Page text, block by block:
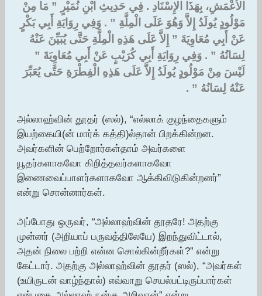
الأَعْمَشِ، بِهَذَا الإِسْنَادِ ‏.‏ فِي حَدِيثِ ابْنِ نُمَيْرٍ ‏”‏ مَا مِنْ
مَوْلُودٍ يُولَدُ إِلاَّ وَهُوَ عَلَى الْمِلَّةِ ‏”‏ ‏.‏ وَفِي رِوَايَةِ أَبِي بَكْرٍ
عَنْ أَبِي مُعَاوِيَةَ ‏”‏ إِلاَّ عَلَى هَذِهِ الْمِلَّةِ حَتَّى يُبَيِّنَ عَنْهُ
لِسَانُهُ ‏”‏ ‏.‏ وَفِي رِوَايَةِ أَبِي كُرَيْبٍ عَنْ أَبِي مُعَاوِيَةَ ‏”‏
لَيْسَ مِنْ مَوْلُودٍ يُولَدُ إِلاَّ عَلَى هَذِهِ الْفِطْرَةِ حَتَّى يُعَبِّرَ
عَنْهُ لِسَانُهُ ‏”‏ ‏.‏
அல்லாஹ்வின் தூதர் (ஸல்), “எல்லாக் குழந்தைகளும்
இயற்கையி(ன் மார்க் கத்தி)ல்தான் பிறக்கின்றன.
அவர்களின் பெற்றோர்கள்தாம் அவர்களை
யூதர்களாகவோ கிறித்தவர்களாகவோ
இணைவைப்பாளர்களாகவோ ஆக்கிவிடுகின்றனர்”
என்று சொன்னார்கள்.
அப்போது ஒருவர், “அல்லாஹ்வின் தூதரே! அதற்கு
முன்னர் (அறியாப் பருவத்திலேயே) இறந்துவிட்டால்,
அதன் நிலை பற்றி என்ன சொல்கின்றீர்கள்?” என்று
கேட்டார். அதற்கு அல்லாஹ்வின் தூதர் (ஸல்), “அவர்கள்
(உயிருடன் வாழ்ந்தால்) எவ்வாறு செயல்பட்டிருப்பார்கள்